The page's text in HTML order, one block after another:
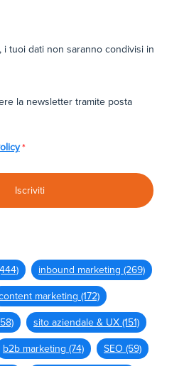
i tuoi dati non saranno condivisi in
la newsletter tramite posta
*
inbound marketing (269)
marketing (172)
sito aziendale & UX (151)
b2b marketing (74) SEO (59)